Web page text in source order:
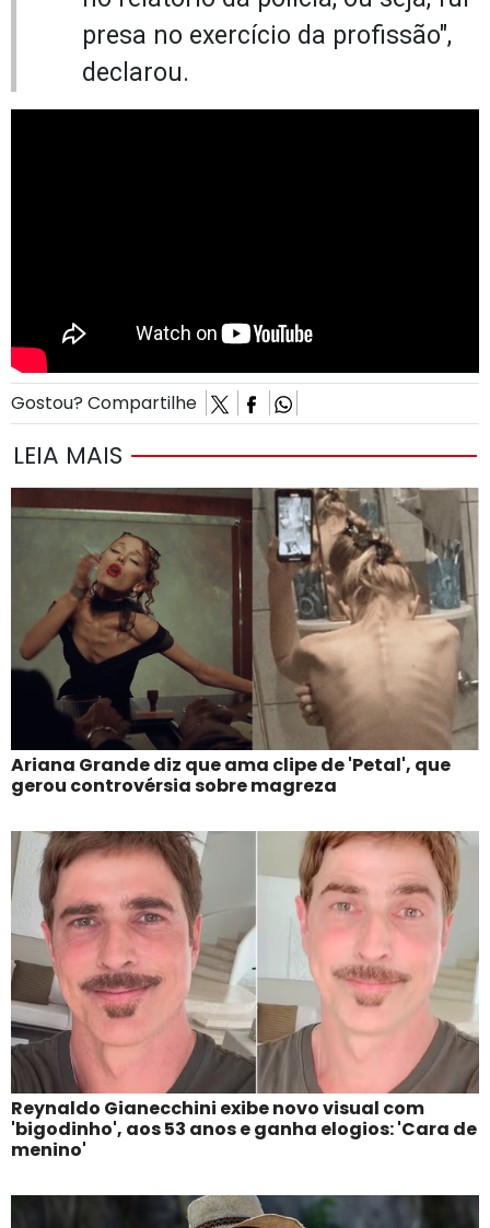
presa no exercício da profissão",
declarou.
Gostou? Compartilhe
LEIA MAIS
Ariana Grande diz que ama clipe de 'Petal', que
gerou controvérsia sobre magreza
Reynaldo Gianecchini exibe novo visual com
'bigodinho', aos 53 anos e ganha elogios: 'Cara de
menino'